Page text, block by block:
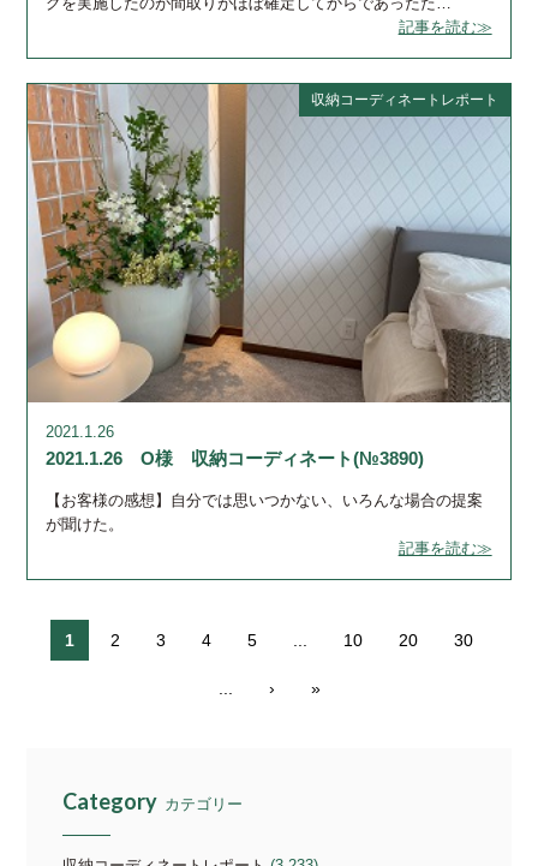
記事を読む≫
収納コーディネートレポート
2021.1.26
2021.1.26 O様 収納コーディネート(№3890)
【お客様の感想】自分では思いつかない、いろんな場合の提案
が聞けた。
記事を読む≫
1 2 3 4 5 10 20 30
› »
Category カテゴリー